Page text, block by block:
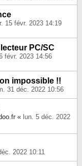
15 févr. 2023 14:19
PC/SC
févr. 2023 14:56
impossible !!
31 déc. 2022 10:56
« lun. 5 déc. 2022
2022 10:11